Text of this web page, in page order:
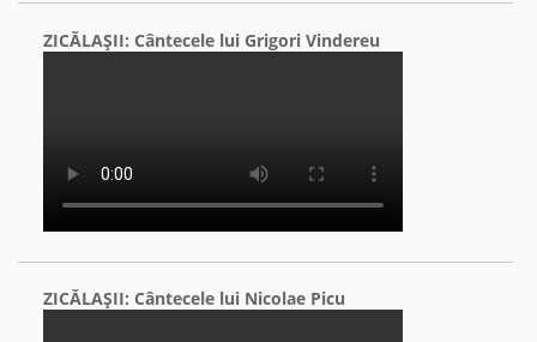
ZICĂLAŞII: Cântecele lui Grigori Vindereu
ZICĂLAŞII: Cântecele lui Nicolae Picu